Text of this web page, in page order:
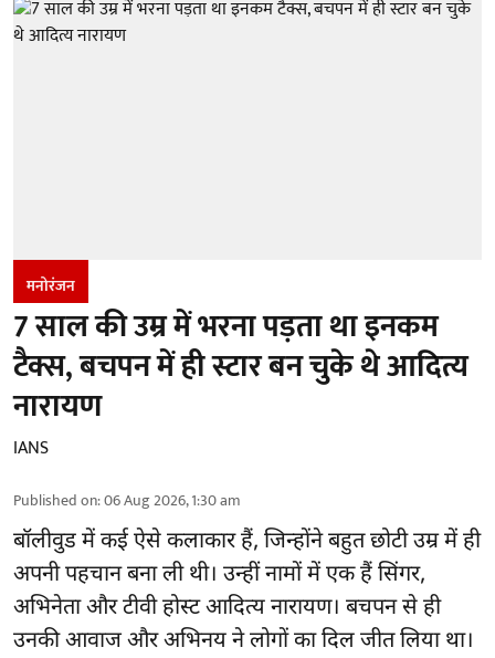
मनोरंजन
7 साल की उम्र में भरना पड़ता था इनकम
टैक्स, बचपन में ही स्टार बन चुके थे आदित्य
नारायण
IANS
Published on:06 Aug 2026, 1:30 am
बॉलीवुडमें कई ऐसे कलाकार हैं, जिन्होंने बहुत छोटी उम्र में ही
अपनी पहचान बना ली थी। उन्हीं नामों में एक हैं सिंगर,
अभिनेता और टीवी होस्ट आदित्य नारायण। बचपन से ही
उनकी आवाज और अभिनय ने लोगों का दिल जीत लिया था।